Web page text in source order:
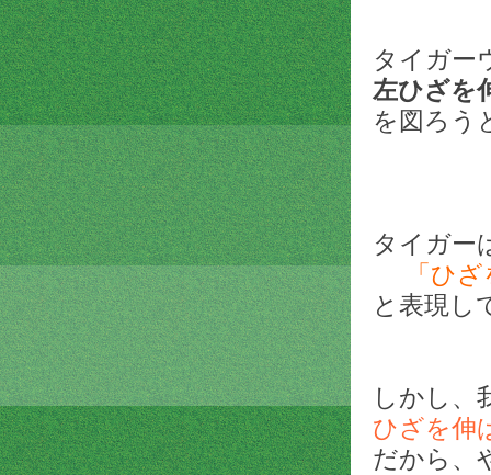
タイガー
左ひざを
を図ろう
タイガー
「ひ
と表現し
しかし、
ひざを伸
だから、